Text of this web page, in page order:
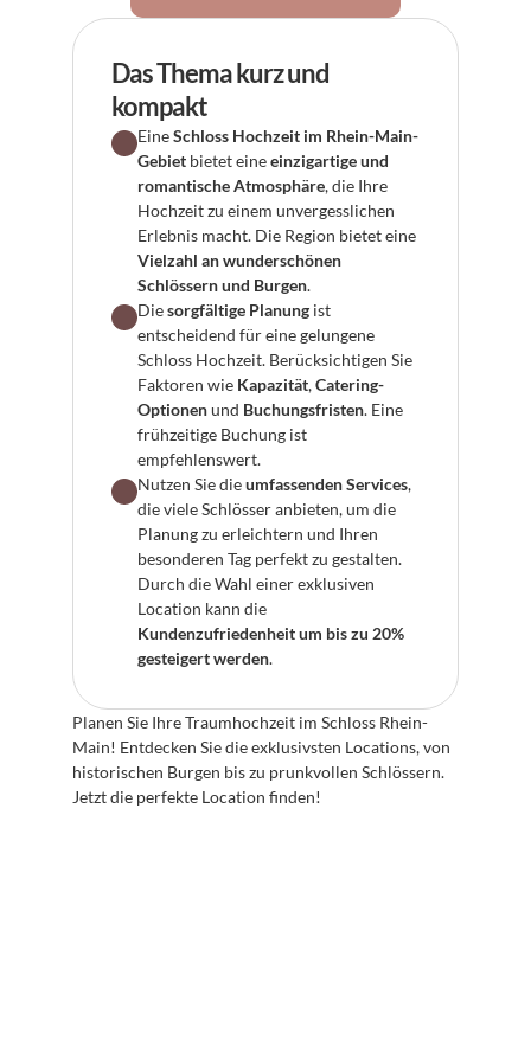
Das Thema kurz und
kompakt
Eine Schloss Hochzeit im Rhein-Main-
Gebiet bietet eine einzigartige und
romantische Atmosphäre, die Ihre
Hochzeit zu einem unvergesslichen
Vielzahl an wunderschönen
Schlössern und Burgen.
Die sorgfältige Planung ist
entscheidend für eine gelungene
Schloss Hochzeit. Berücksichtigen Sie
Faktoren wie Kapazität, Catering-
Optionen und Buchungsfristen. Eine
frühzeitige Buchung ist
empfehlenswert.
Nutzen Sie die umfassenden Services,
die viele Schlösser anbieten, um die
Planung zu erleichtern und Ihren
besonderen Tag perfekt zu gestalten.
Durch die Wahl einer exklusiven
Kundenzufriedenheit um bis zu 20%
gesteigert werden.
Planen Sie Ihre Traumhochzeit im Schloss Rhein-
Main! Entdecken Sie die exklusivsten Locations, von
historischen Burgen bis zu prunkvollen Schlössern.
Jetzt die perfekte Location finden!